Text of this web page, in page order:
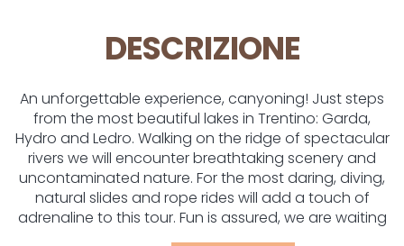
DESCRIZIONE
An unforgettable experience, canyoning! Just steps
from the most beautiful lakes in Trentino: Garda,
Hydro and Ledro. Walking on the ridge of spectacular
rivers we will encounter breathtaking scenery and
uncontaminated nature. For the most daring, diving,
natural slides and rope rides will add a touch of
adrenaline to this tour. Fun is assured, we are waiting